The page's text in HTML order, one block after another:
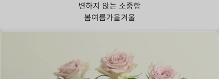
변하지 않는 소중함
봄여름가을겨울